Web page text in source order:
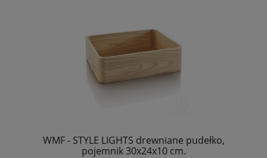
WMF - STYLE LIGHTS drewniane pudełko,
pojemnik 30x24x10 cm.